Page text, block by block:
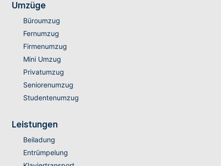
Umzüge
Büroumzug
Fernumzug
Firmenumzug
Mini Umzug
Privatumzug
Seniorenumzug
Studentenumzug
Leistungen
Beiladung
Entrümpelung